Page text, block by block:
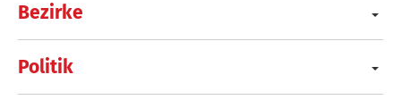
Bezirke
Politik